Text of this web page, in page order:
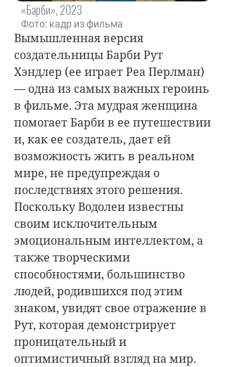
«Барби», 2023
Фото: кадр из фильма
Вымышленная версия
создательницы Барби Рут
Хэндлер (ее играет Реа Перлман)
— одна из самых важных героинь
в фильме. Эта мудрая женщина
помогает Барби в ее путешествии
и, как ее создатель, дает ей
возможность жить в реальном
мире, не предупреждая о
последствиях этого решения.
Поскольку Водолеи известны
своим исключительным
эмоциональным интеллектом, а
также творческими
способностями, большинство
людей, родившихся под этим
знаком, увидят свое отражение в
Рут, которая демонстрирует
проницательный и
оптимистичный взгляд на мир.